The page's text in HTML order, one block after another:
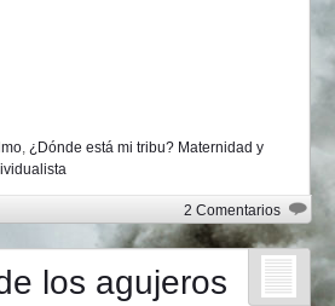
, ¿Dónde está mi tribu? Maternidad y
2 Comentarios
los agujeros